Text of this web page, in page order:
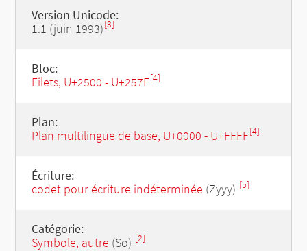
Version Unicode:
1.1 (juin 1993)[3]
Bloc:
Filets, U+2500 - U+257F[4]
Plan:
Plan multilingue de base, U+0000 - U+FFFF[4]
Écriture:
codet pour écriture indéterminée (Zyyy) [5]
Catégorie:
Symbole, autre (So) [2]